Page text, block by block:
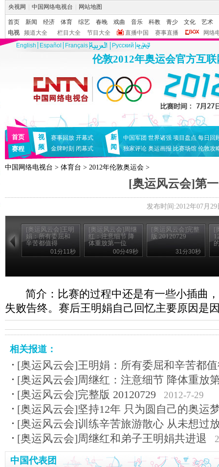
央视网 中国网络电视台 网站地图
首页 新闻 经济 体育 综艺 春晚 戏曲 音乐 科教 青少 文化
艺术
电视
频道大全 栏目大全 节目大全 直播中国 赛事直播
网络
English
Español Français Pусский
伦敦2012年奥运会官方互
首页
赛程
视
频
赛事回放 开幕式
金牌时刻 闭幕式
新
闻
中国军团 世界诸强 项目盘点 每日回
独家评论 奥运画报 比赛场馆 伦敦攻
中国网络电视台 > 体育台 > 2012年伦敦奥运会 >
[奥运风云会]第
发布时间:2012年07月
[奥运风云会]王明
娟：所有委屈和
辛苦都值得
01分11秒
[奥运风云会]周继
红：注意细节 降
体重放第一位
00分49秒
[奥运风云会]完整
版 20120729
31分30秒
[
简介：比赛的过程中还是有一些小插曲
失败告终。赛后王明娟自己回忆主要原因是
相关报道：
[奥运风云会]王明娟：所有委屈和辛苦都
[奥运风云会]周继红：注意细节 降体重放
[奥运风云会]完整版 20120729
2012-7-29
[奥运风云会]坚持12年 只为圆自己的奥运
[奥运风云会]训练辛苦旅游散心 从未想过
[奥运风云会]周继红和弟子王明娟共进退
中国代表团